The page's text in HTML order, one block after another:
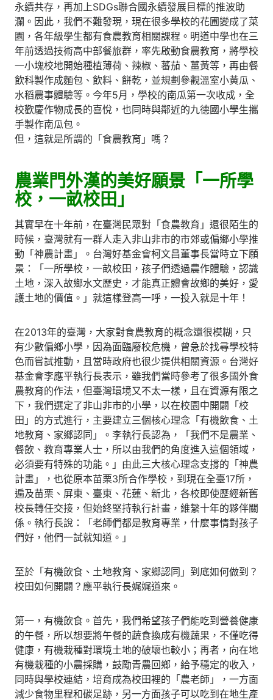
永續共存，再加上SDGs聯合國永續發展目標的推波助
瀾。因此，我們不難發現，現在很多學校的花圃變成了菜
園，各年級學生都有食農教育相關課程。明道中學也在三
年前透過技術高中部餐旅群，率先啟動食農教育，將學校
一小塊校地開始種植薄荷、辣椒、蕃茄、薑黃等，再由餐
飲科製作成麵包、飲料、餅乾，並規劃參觀溫室小黃瓜、
水稻農事體驗等。今年5月，學校的南瓜第一次收成，全
校歡慶作物成長的喜悅，也同時與鄰近的九德國小學生攜
手製作南瓜包。
但，這就是所謂的「食農教育」嗎？
農業門外漢的美好願景「一所學
校，一畝校田」
其實早在十年前，在臺灣民眾對「食農教育」還很陌生的
時候，臺灣就有一群人走入非山非市的市郊或偏鄉小學推
動「神農計畫」。台灣好基金會柯文昌董事長當時立下願
景：「一所學校，一畝校田，孩子們透過農作體驗，認識
土地，深入故鄉水文歷史，才能真正體會故鄉的美好，愛
護土地的價值。」就這樣登高一呼，一投入就是十年！
在2013年的臺灣，大家對食農教育的概念還很模糊，只
有少數偏鄉小學，因為面臨廢校危機，曾急於找尋學校特
色而嘗試推動，且當時政府也很少提供相關資源。台灣好
基金會李應平執行長表示，雖我們當時參考了很多國外食
農教育的作法，但臺灣環境又不太一樣，且在資源有限之
下，我們選定了非山非市的小學，以在校園中開闢「校
田」的方式進行，主要建立三個核心理念「有機飲食、土
地教育、家鄉認同」。李執行長認為，「我們不是農業、
餐飲、教育專業人士，所以由我們的角度進入這個領域，
必須要有特殊的功能。」由此三大核心理念支撐的「神農
計畫」，也從原本苗栗3所合作學校，到現在全臺17所，
遍及苗栗、屏東、臺東、花蓮、新北，各校即使歷經新舊
校長轉任交接，但始終堅持執行計畫，維繫十年的夥伴關
係。執行長說：「老師們都是教育專業，什麼事情對孩子
們好，他們一試就知道。」
至於「有機飲食、土地教育、家鄉認同」到底如何做到？
校田如何開闢？應平執行長娓娓道來。
第一，有機飲食。首先，我們希望孩子們能吃到營養健康
的午餐，所以想要將午餐的蔬食換成有機蔬果，不僅吃得
健康，有機栽種對環境土地的破壞也較小；再者，向在地
有機栽種的小農採購，鼓勵青農回鄉，給予穩定的收入，
同時與學校連結，培育成為校田裡的「農老師」，一方面
減少食物里程和碳足跡，另一方面孩子可以吃到在地生產